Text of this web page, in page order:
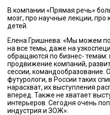
В компании «Прямая речь»
мозг, про научные лекции, про
детей.
Елена Гришнева: «Мы можем
на все темы, даже на
обращаются по бизнес- темам:
продвижение компаний,
сессии, командообразование.
футурологи, в России таких
нарасхват, их выступления
вперед. Также не хватает
интерьеров. Сегодня очень
индустрия и ЗОЖ».